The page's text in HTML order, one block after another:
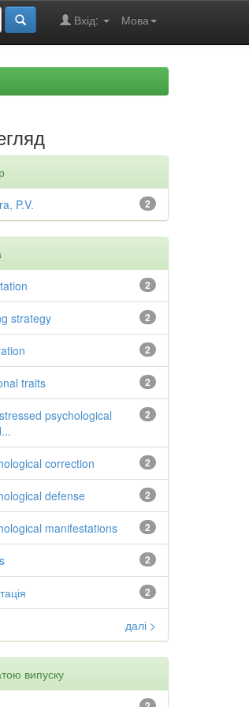
Мова
Вхід:
2
P.V.
2
2
strategy
2
2
traits
2
psychological
2
correction
2
defense
2
manifestations
2
2
далі >
випуску